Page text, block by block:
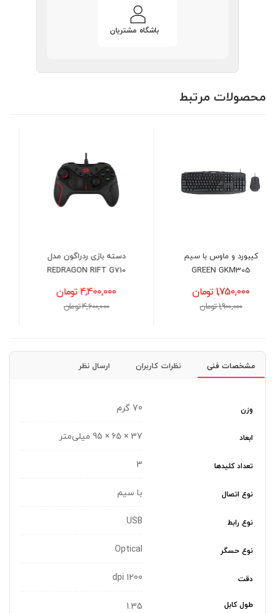
باشگاه مشتریان
محصولات مرتبط
دسته بازی ردراگون مدل
REDRAGON RIFT G710
4,400,000 تومان
4,600,000 تومان
RGB
1,650,000 تومان
1,800,000 تومان
مشخصات فنی نظرات کاربران ارسال نظر
وزن 70 گرم
ابعاد 37 × 65 × 95 میلی‌متر
تعداد کلیدها 3
نوع اتصال با سیم
نوع رابط USB
نوع حسگر Optical
دقت dpi 1200
طول کابل 1.35